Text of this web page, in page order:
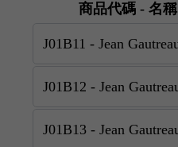
商品代碼 - 名稱